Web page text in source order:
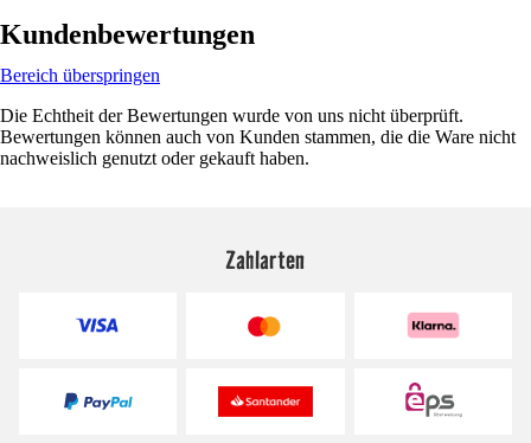
Kundenbewertungen
Bereich überspringen
Die Echtheit der Bewertungen wurde von uns nicht überprüft.
Bewertungen können auch von Kunden stammen, die die Ware nicht
nachweislich genutzt oder gekauft haben.
Zahlarten